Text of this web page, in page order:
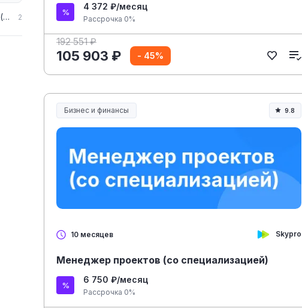
Дополнительное образование (ДПО) 2
4 372 ₽/месяц
Рассрочка 0%
192 551 ₽
105 903 ₽ - 45%
Бизнес и финансы 9.8
10 месяцев Skypro
Менеджер проектов (со специализацией)
6 750 ₽/месяц
Рассрочка 0%